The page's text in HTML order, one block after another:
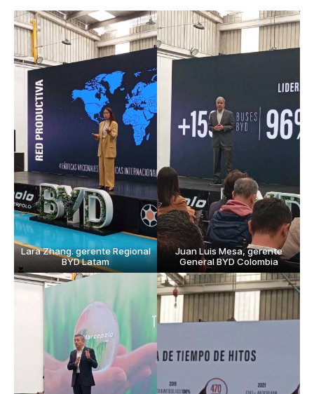
Lara Zhang. gerente Regional
BYD Latam
Juan Luis Mesa, gerente
General BYD Colombia